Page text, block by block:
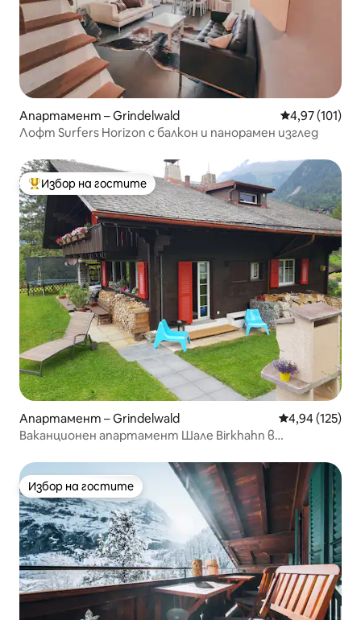
Апартамент – Grindelwald Средна
4,97 (101)
Лофт Surfers Horizon с балкон и панорамен изглед
Най-популярен избор на гостите
Избор на гостите
Апартамент – Grindelwald Средна
4,94 (125)
Ваканционен апартамент Шале Birkhahn в
Избор на гостите
Избор на гостите